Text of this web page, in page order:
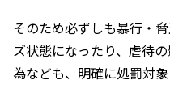
そのため必ずしも暴行・
ズ状態になったり、虐待
為なども、明確に処罰対象